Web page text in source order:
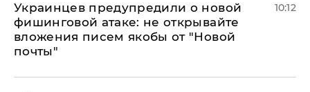
Украинцев предупредили о новой
фишинговой атаке: не открывайте
вложения писем якобы от "Новой
почты"
10:12